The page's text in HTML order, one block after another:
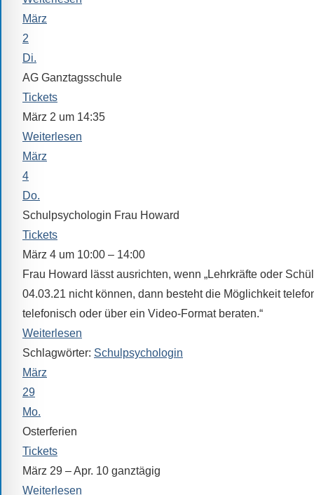
Möglichkeiten
der
Suche
zur
Verfügung.
März
2
Di.
AG Ganztagsschule
Tickets
März 2 um 14:35
Weiterlesen
März
4
Do.
Schulpsychologin Frau Howard
Tickets
März 4 um 10:00 – 14:00
Frau Howard lässt ausrichten, wenn „Lehrkräfte oder
04.03.21 nicht können, dann besteht die Möglichkeit
telefonisch oder über ein Video-Format beraten.“
Weiterlesen
Schlagwörter: Schulpsychologin
März
29
Mo.
Osterferien
Tickets
März 29 – Apr. 10 ganztägig
Weiterlesen